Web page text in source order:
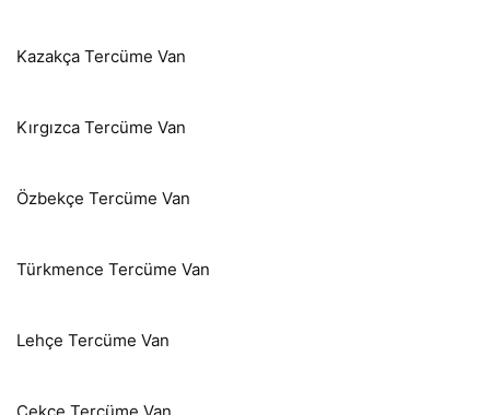
Kazakça Tercüme Van
Kırgızca Tercüme Van
Özbekçe Tercüme Van
Türkmence Tercüme Van
Lehçe Tercüme Van